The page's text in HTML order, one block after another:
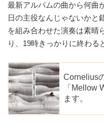
最新アルバムの曲から何曲
日の主役なんじゃないかと
を組み合わせた演奏は素晴
り、19時きっかりに終わる